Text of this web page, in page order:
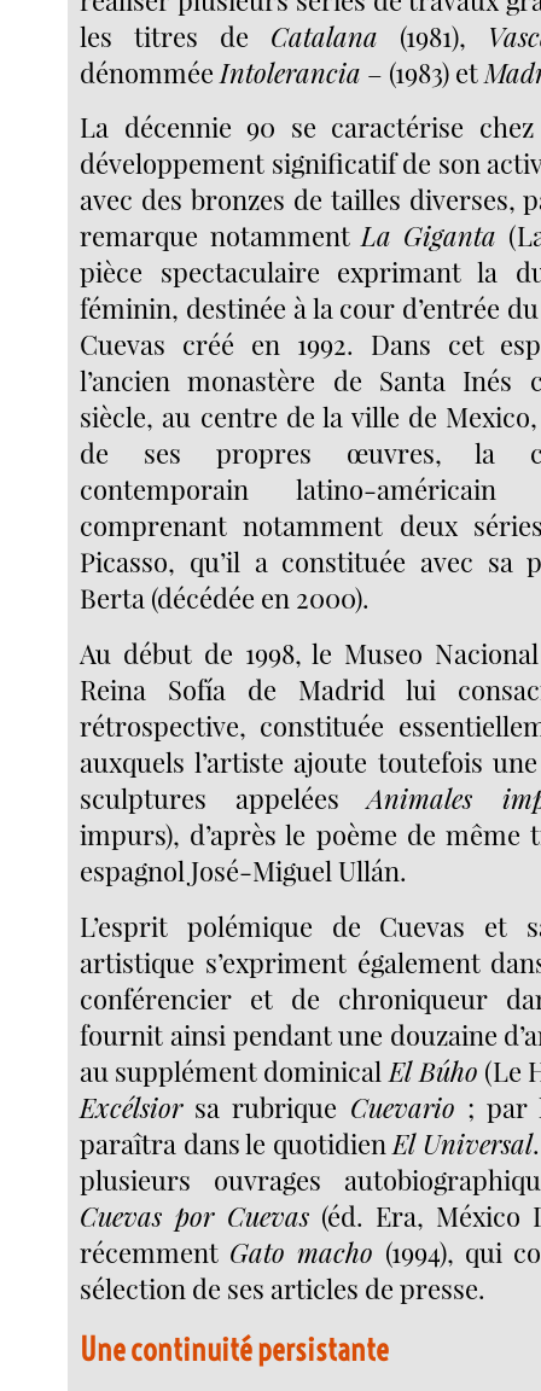
les titres de Catalana (1981),
dénommée Intolerancia – (1983) et
La décennie 90 se caractérise
développement significatif de son
avec des bronzes de tailles diverses,
remarque notammentLa Giganta
pièce spectaculaire exprimant la
féminin, destinée à la cour d’entrée
Cuevas créé en 1992. Dans cet
l’ancien monastère de Santa Inés
siècle, au centre de la ville de
de ses propres œuvres, la
contemporain latino-
comprenant notamment deux
Picasso, qu’il a constituée avec sa
Berta (décédée en 2000).
Au début de 1998, le Museo
Reina Sofía de Madrid lui
rétrospective, constituée
auxquels l’artiste ajoute toutefois
sculptures appeléesAnimales
impurs), d’après le poème de même
espagnol José-Miguel Ullán.
L’esprit polémique de Cuevas et
artistique s’expriment également
conférencier et de chroniqueur
fournit ainsi pendant une douzaine
au supplément dominical El Búho (Le
Excélsiorsa rubrique Cuevario ; par
paraîtra dans le quotidien El Universal
plusieurs ouvrages
Cuevas por Cuevas (éd. Era, México
récemment Gato macho (1994), qui
sélection de ses articles de presse.
Une continuité persistante